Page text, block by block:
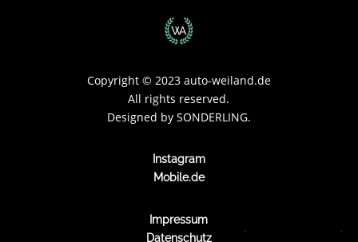
Copyright © 2023 auto-weiland.de
All rights reserved.
Designed by SONDERLING.
Instagram
Mobile.de
Impressum
Datenschutz